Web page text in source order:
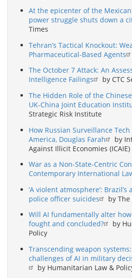
At the epicenter of the
power struggle shuts down a
Times
Tehran’s Tactical Knockout:
Pharmaceutical-Based Agents
The October 7 Attack: An
Intelligence Failings
by CTC
The Hidden Role of the
UK-China Joint Education
Strategic Risk Institute
How Russian Surveillance
America, Douglas Farah
by
Against Illicit Economies (ICAIE)
War as a Non-State-Centric
Contemporary International
‘A violent atmosphere’:
police officer suicides
by
Will AI fundamentally alter
fought and concluded?
by
Policy
Transcending weapon
challenges of AI in military
by Humanitarian Law &